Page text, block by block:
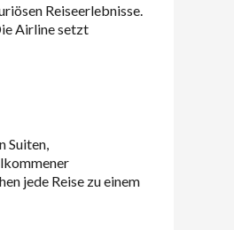
Reiseerlebnisse.
Airline setzt
Suiten,
jede Reise zu einem